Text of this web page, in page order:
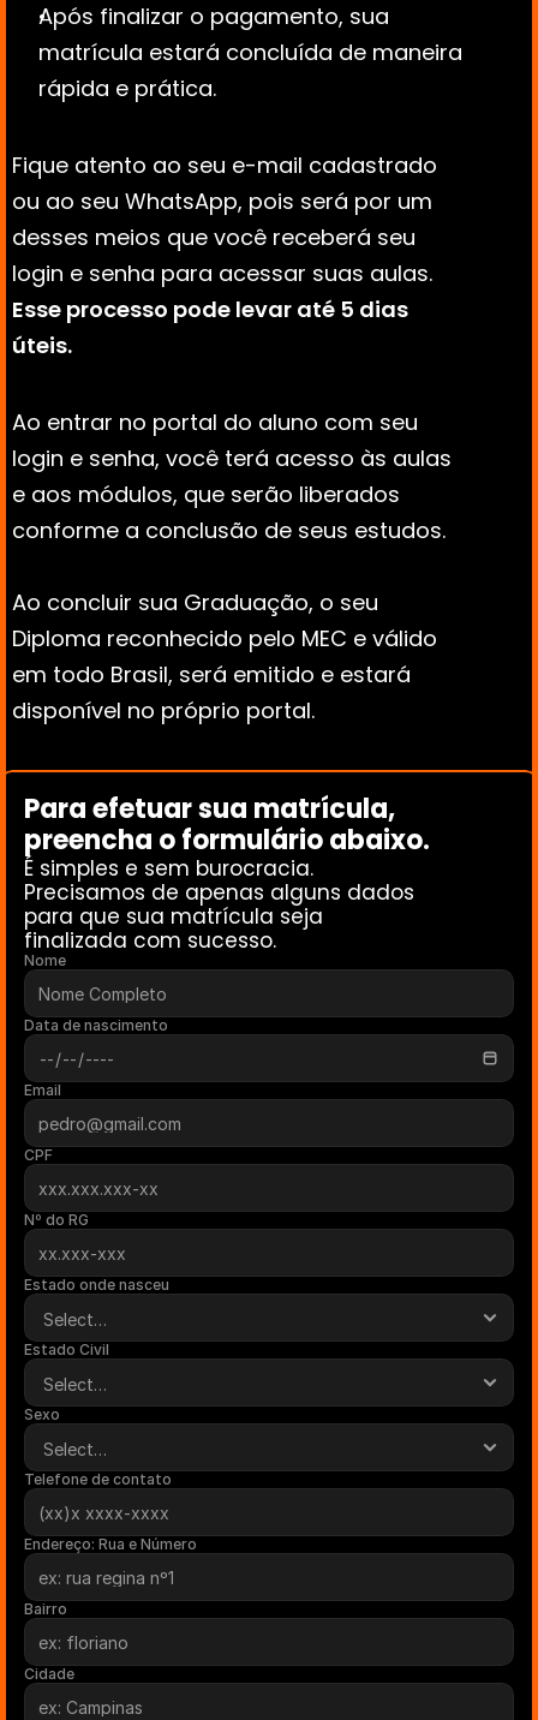
Após finalizar o pagamento, sua
matrícula estará concluída de maneira
rápida e prática.
Fique atento ao seu e-mail cadastrado
ou ao seu WhatsApp, pois será por um
desses meios que você receberá seu
Esse processo pode levar até 5 dias
úteis.
Ao entrar no portal do aluno com seu
login e senha, você terá acesso às aulas
e aos módulos, que serão liberados
conforme a conclusão de seus estudos.
Ao concluir sua Graduação, o seu
Diploma reconhecido pelo MEC e válido
em todo Brasil, será emitido e estará
disponível no próprio portal.
Para efetuar sua matrícula,
preencha o formulário abaixo.
É simples e sem burocracia.
Precisamos de apenas alguns dados
para que sua matrícula seja
finalizada com sucesso.
Nome
Data de nascimento
Email
CPF
Nº do RG
Estado onde nasceu
Estado Civil
Sexo
Telefone de contato
Endereço: Rua e Número
Bairro
Cidade